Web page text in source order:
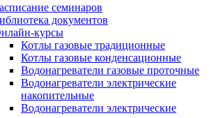
семинаров
документов
курсы
Котлы газовые традиционные
Котлы газовые конденсационные
Водонагреватели газовые проточные
Водонагреватели электрические
накопительные
Водонагреватели электрические